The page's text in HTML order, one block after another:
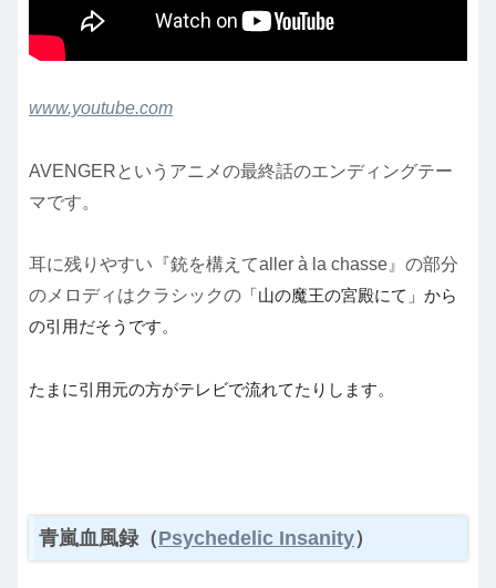
www.youtube.com
AVENGERというアニメの最終話のエンディングテー
マです。
耳に残りやすい『銃を構えてaller à la chasse』の部分
のメロディはクラシックの 「山の魔王の宮殿にて」から
の引用だそうです。
たまに引用元の方がテレビで流れてたりします。
青嵐血風録（Psychedelic Insanity）